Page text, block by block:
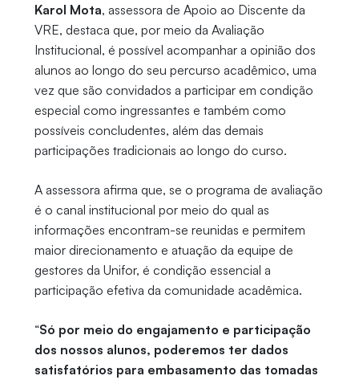
Karol Mota, assessora de Apoio ao Discente da
VRE, destaca que, por meio da Avaliação
Institucional, é possível acompanhar a opinião dos
alunos ao longo do seu percurso acadêmico, uma
vez que são convidados a participar em condição
especial como ingressantes e também como
possíveis concludentes, além das demais
participações tradicionais ao longo do curso.
A assessora afirma que, se o programa de avaliação
é o canal institucional por meio do qual as
informações encontram-se reunidas e permitem
maior direcionamento e atuação da equipe de
gestores da Unifor, é condição essencial a
participação efetiva da comunidade acadêmica.
“Só por meio do engajamento e participação
dos nossos alunos, poderemos ter dados
satisfatórios para embasamento das tomadas